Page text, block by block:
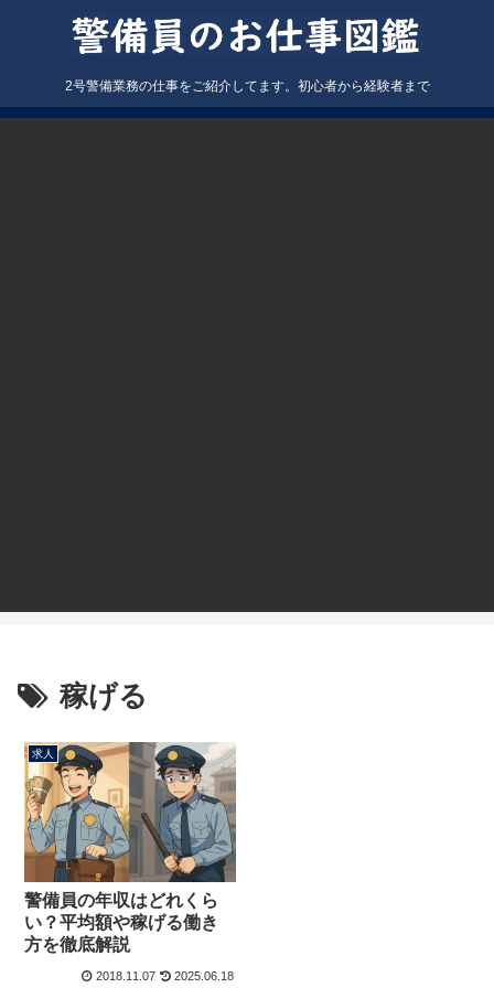
2号警備業務の仕事をご紹介してます。初心者から経験者まで
稼げる
求人
警備員の年収はどれくら
い？平均額や稼げる働き
方を徹底解説
2018.11.07 2025.06.18